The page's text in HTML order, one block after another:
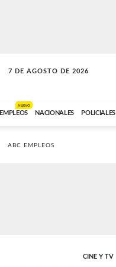
7 DE AGOSTO DE 2026
LA INCONDICIONAL
EMPLEOS
NUEVO
NACIONALES POLICIALES
ABC EMPLEOS
CINE Y TV